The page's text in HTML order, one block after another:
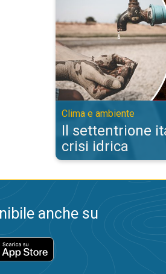
Clima e ambiente
Il settentrione
crisi idrica
anche su